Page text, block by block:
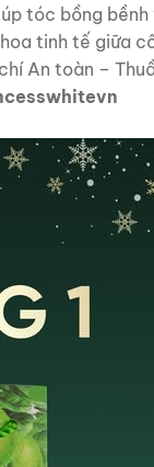
tóc bồng
tinh tế giữa
An toàn –